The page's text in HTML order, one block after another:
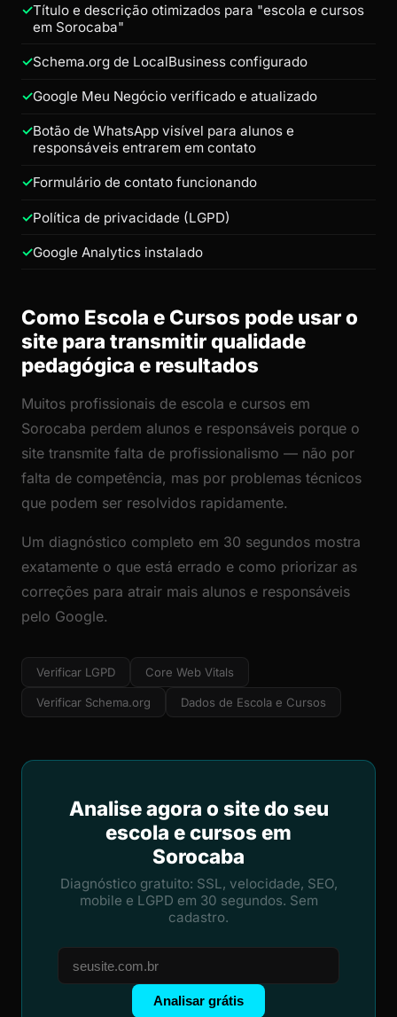
Título e descrição otimizados para "escola e cursos
em Sorocaba"
Schema.org de LocalBusiness configurado
Google Meu Negócio verificado e atualizado
Botão de WhatsApp visível para alunos e
responsáveis entrarem em contato
Formulário de contato funcionando
Política de privacidade (LGPD)
Google Analytics instalado
Como Escola e Cursos pode usar o
site para transmitir qualidade
pedagógica e resultados
Muitos profissionais de escola e cursos em
Sorocaba perdem alunos e responsáveis porque o
site transmite falta de profissionalismo — não por
falta de competência, mas por problemas técnicos
que podem ser resolvidos rapidamente.
Um diagnóstico completo em 30 segundos mostra
exatamente o que está errado e como priorizar as
correções para atrair mais alunos e responsáveis
pelo Google.
Verificar LGPD Core Web Vitals
Verificar Schema.org Dados de Escola e Cursos
Analise agora o site do seu
escola e cursos em
Sorocaba
Diagnóstico gratuito: SSL, velocidade, SEO,
mobile e LGPD em 30 segundos. Sem
cadastro.
Analisar grátis